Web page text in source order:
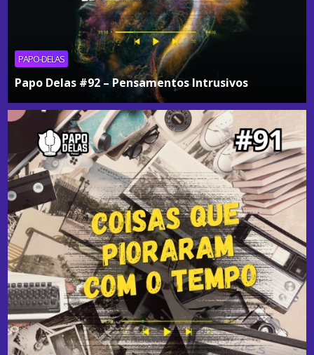
PAPO-DELAS
Papo Delas #92 – Pensamentos Intrusivos